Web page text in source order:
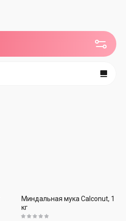
Миндальная мука Calconut, 1
кг